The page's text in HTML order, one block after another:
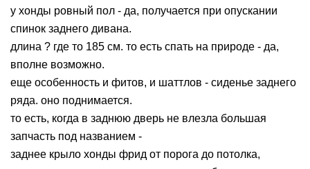
у хонды ровный пол - да, получается при опускании
спинок заднего дивана.
длина ? где то 185 см. то есть спать на природе - да,
вполне возможно.
еще особенность и фитов, и шаттлов - сиденье заднего
ряда. оно поднимается.
то есть, когда в заднюю дверь не влезла большая
запчасть под названием -
заднее крыло хонды фрид от порога до потолка,